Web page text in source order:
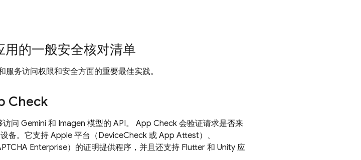
的一般安全核对清单
服务访问权限和安全方面的重要最佳实践。
Check
访问 Gemini 和 Imagen 模型的 API。 App Check 会验证请求是否来
备。它支持 Apple 平台（DeviceCheck 或 App Attest）、
Enterprise）的证明提供程序，并且还支持 Flutter 和 Unity 应